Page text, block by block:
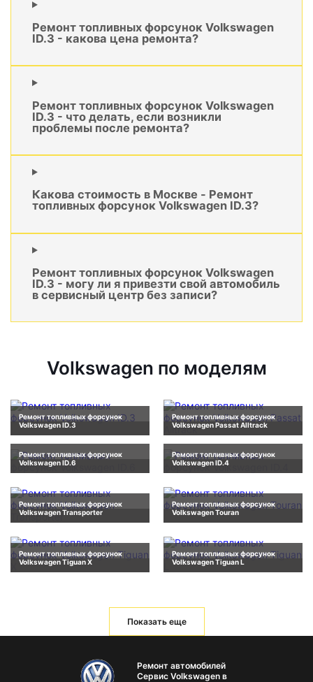
Ремонт топливных форсунок Volkswagen
ID.3 - какова цена ремонта?
Ремонт топливных форсунок Volkswagen
ID.3 - что делать, если возникли
проблемы после ремонта?
Какова стоимость в Москве - Ремонт
топливных форсунок Volkswagen ID.3?
Ремонт топливных форсунок Volkswagen
ID.3 - могу ли я привезти свой автомобиль
в сервисный центр без записи?
Volkswagen по моделям
Ремонт топливных форсунок
Volkswagen ID.3
Ремонт топливных форсунок
Volkswagen Passat Alltrack
Ремонт топливных форсунок
Volkswagen ID.6
Ремонт топливных форсунок
Volkswagen ID.4
Ремонт топливных форсунок
Volkswagen Transporter
Ремонт топливных форсунок
Volkswagen Touran
Ремонт топливных форсунок
Volkswagen Tiguan X
Ремонт топливных форсунок
Volkswagen Tiguan L
Показать еще
Ремонт автомобилей
Сервис Volkswagen в